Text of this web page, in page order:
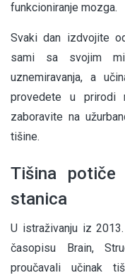
funkcioniranje mozga.
Svaki dan izdvojite
sami sa svojim
uznemiravanja, a
provedete u prirodi
zaboravite na
tišine.
Tišina potiče
stanica
U istraživanju iz
časopisu Brain,
proučavali učinak